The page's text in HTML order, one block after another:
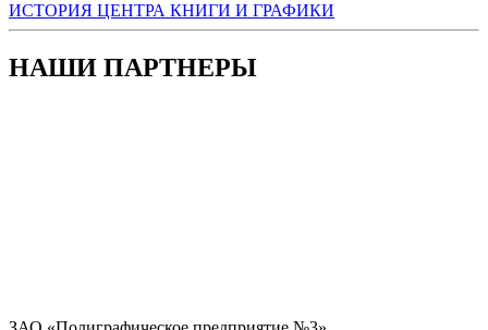
ИСТОРИЯ ЦЕНТРА КНИГИ И ГРАФИКИ
НАШИ ПАРТНЕРЫ